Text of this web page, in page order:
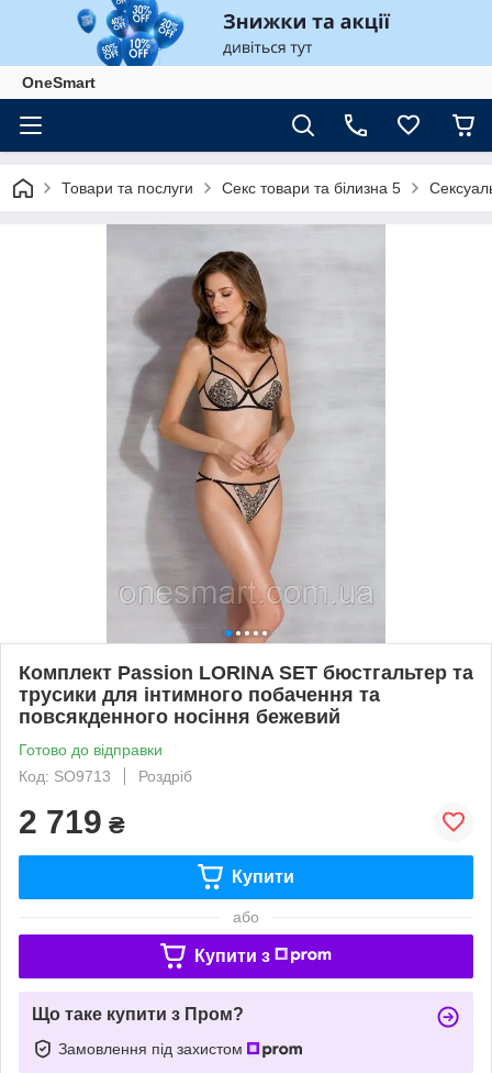
OneSmart
Товари та послуги Секс товари та білизна 5
Комплект Passion LORINA SET бюстгальтер та
трусики для інтимного побачення та
повсякденного носіння бежевий
Готово до відправки
Код: SO9713
Роздріб
2 719 ₴
Купити
або
Купити з
Що таке купити з Пром?
Замовлення під захистом